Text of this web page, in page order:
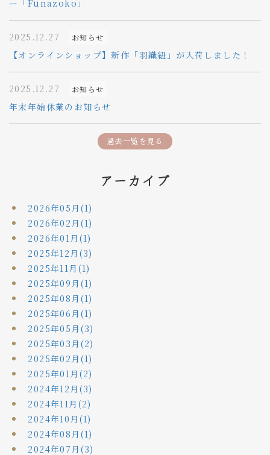
ー「Funazoko」
2025.12.27 お知らせ
【オンラインショップ】新作「羽織紐」が入荷しました！
2025.12.27 お知らせ
年末年始休業のお知らせ
過去一覧を見る
アーカイブ
2026年05月(1)
2026年02月(1)
2026年01月(1)
2025年12月(3)
2025年11月(1)
2025年09月(1)
2025年08月(1)
2025年06月(1)
2025年05月(3)
2025年03月(2)
2025年02月(1)
2025年01月(2)
2024年12月(3)
2024年11月(2)
2024年10月(1)
2024年08月(1)
2024年07月(3)